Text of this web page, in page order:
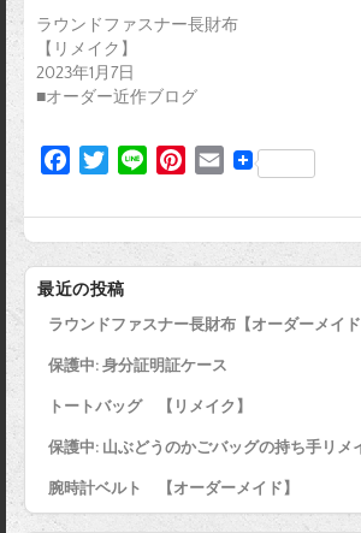
ラウンドファスナー長財布
【リメイク】
2023年1月7日
■オーダー近作ブログ
c
e
b
o
o
k
i
t
e
r
n
e
n
t
e
s
a
i
最近の投稿
ラウンドファスナー長財布【オーダーメイド
保護中: 身分証明証ケース
トートバッグ 【リメイク】
保護中: 山ぶどうのかごバッグの持ち手リメ
腕時計ベルト 【オーダーメイド】